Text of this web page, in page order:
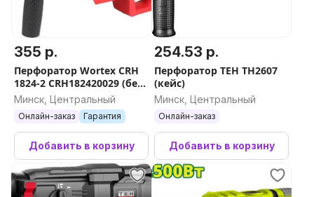
355 р.
Перфоратор Wortex CRH
1824-2 CRH182420029 (без
АКБ)
Минск, Центральный
Онлайн-заказ Гарантия
Добавить в корзину
254.53 р.
Перфоратор TEH TH2607
(кейс)
Минск, Центральный
Онлайн-заказ
Добавить в корзину